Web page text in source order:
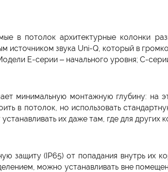
в потолок архитектурные колонки
источником звука Uni-Q, который в
E-серии – начального уровня; C-
минимальную монтажную глубину: на
в потолок, но использовать
их даже там, где для других
защиту (IP65) от попадания внутрь их
можно устанавливать вне